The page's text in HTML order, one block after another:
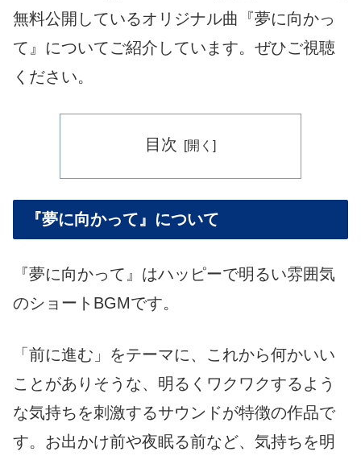
無料公開しているオリジナル曲『夢に向かっ
て』についてご紹介しています。ぜひご視聴
ください。
目次
『夢に向かって』について
『夢に向かって』はハッピーで明るい雰囲気
のショートBGMです。
「前に進む」をテーマに、これから何かいい
ことがありそうな、明るくワクワクするよう
な気持ちを刺激するサウンドが特徴の作品で
す。お出かけ前や夜眠る前など、気持ちを明